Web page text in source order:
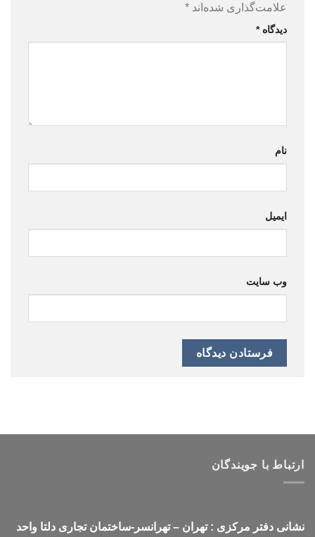
علامت‌گذاری شده‌اند *
دیدگاه*
نام
ایمیل
وب‌ سایت
ارتباط با جویندگان
نشانی دفتر مرکزی : تهران – تهرانسر-ساختمان تجاری دلتا واحد